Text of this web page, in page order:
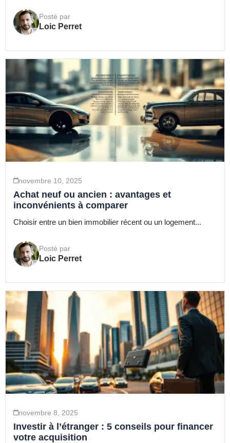
Posté par
Loic Perret
novembre 10, 2025
Achat neuf ou ancien : avantages et
inconvénients à comparer
Choisir entre un bien immobilier récent ou un logement...
Posté par
Loic Perret
novembre 8, 2025
Investir à l’étranger : 5 conseils pour financer
votre acquisition